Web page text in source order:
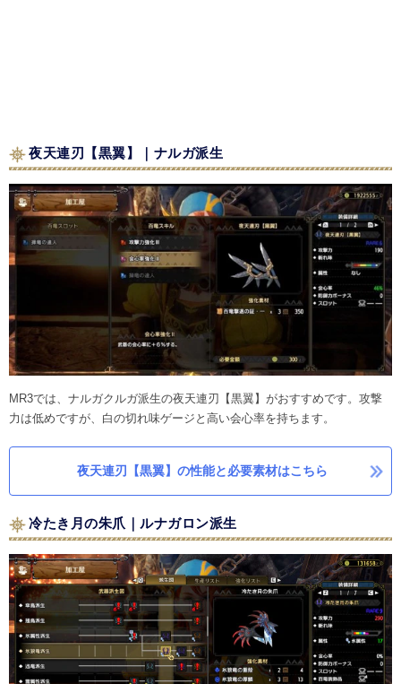
夜天連刃【黒翼】｜ナルガ派生
MR3では、ナルガクルガ派生の夜天連刃【黒翼】がおすすめです。攻撃
力は低めですが、白の切れ味ゲージと高い会心率を持ちます。
夜天連刃【黒翼】の性能と必要素材はこちら
冷たき月の朱爪｜ルナガロン派生